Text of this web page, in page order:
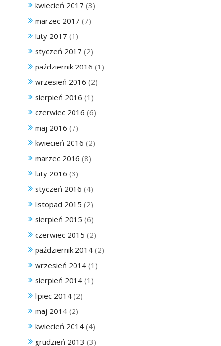
kwiecień 2017 (3)
marzec 2017 (7)
luty 2017 (1)
styczeń 2017 (2)
październik 2016 (1)
wrzesień 2016 (2)
sierpień 2016 (1)
czerwiec 2016 (6)
maj 2016 (7)
kwiecień 2016 (2)
marzec 2016 (8)
luty 2016 (3)
styczeń 2016 (4)
listopad 2015 (2)
sierpień 2015 (6)
czerwiec 2015 (2)
październik 2014 (2)
wrzesień 2014 (1)
sierpień 2014 (1)
lipiec 2014 (2)
maj 2014 (2)
kwiecień 2014 (4)
grudzień 2013 (3)